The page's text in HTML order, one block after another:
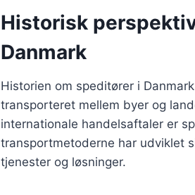
Historisk
Danmark
Historien om speditører i
transporteret mellem byer og
internationale handelsaftaler er
transportmetoderne har udviklet
tjenester og løsninger.